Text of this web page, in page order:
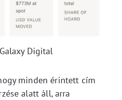
Digital
minden érintett cím
alatt áll, arra